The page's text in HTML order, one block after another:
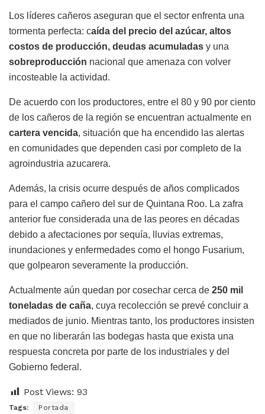
Los líderes cañeros aseguran que el sector enfrenta una
tormenta perfecta: caída del precio del azúcar, altos
costos de producción, deudas acumuladas y una
sobreproducción nacional que amenaza con volver
incosteable la actividad.
De acuerdo con los productores, entre el 80 y 90 por ciento
de los cañeros de la región se encuentran actualmente en
cartera vencida, situación que ha encendido las alertas
en comunidades que dependen casi por completo de la
agroindustria azucarera.
Además, la crisis ocurre después de años complicados
para el campo cañero del sur de Quintana Roo. La zafra
anterior fue considerada una de las peores en décadas
debido a afectaciones por sequía, lluvias extremas,
inundaciones y enfermedades como el hongo Fusarium,
que golpearon severamente la producción.
Actualmente aún quedan por cosechar cerca de 250 mil
toneladas de caña, cuya recolección se prevé concluir a
mediados de junio. Mientras tanto, los productores insisten
en que no liberarán las bodegas hasta que exista una
respuesta concreta por parte de los industriales y del
Gobierno federal.
Post Views: 93
Tags: Portada